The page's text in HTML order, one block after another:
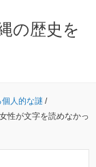
の歴史を
人的な謎 /
性が文字を読めなかっ